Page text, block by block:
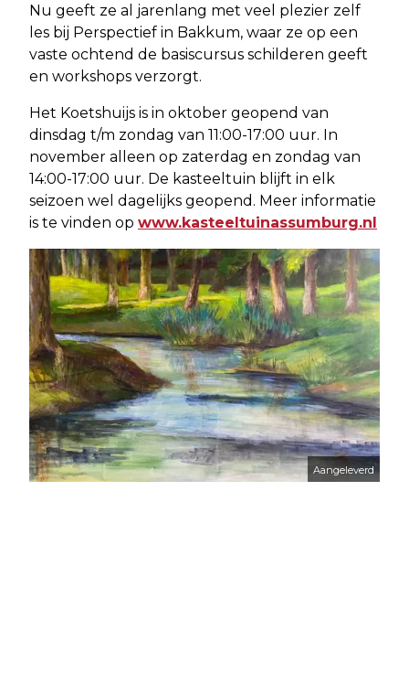
Nu geeft ze al jarenlang met veel plezier zelf
les bij Perspectief in Bakkum, waar ze op een
vaste ochtend de basiscursus schilderen geeft
en workshops verzorgt.
Het Koetshuijs is in oktober geopend van
dinsdag t/m zondag van 11:00-17:00 uur. In
november alleen op zaterdag en zondag van
14:00-17:00 uur. De kasteeltuin blijft in elk
seizoen wel dagelijks geopend. Meer informatie
is te vinden op www.kasteeltuinassumburg.nl
Aangeleverd